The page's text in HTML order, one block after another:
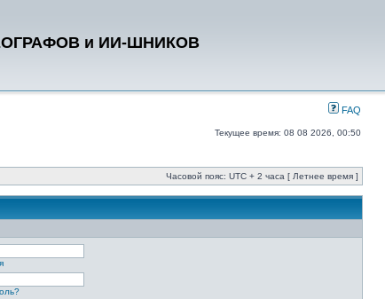
и ИИ-ШНИКОВ
FAQ
Текущее время: 08 08 2026, 00:50
Часовой пояс: UTC + 2 часа [ Летнее время ]